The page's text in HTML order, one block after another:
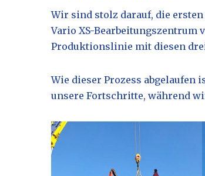
Wir sind stolz darauf, die
Vario XS-Bearbeitungszentrum
Produktionslinie mit diesen
Wie dieser Prozess abgelaufen
unsere Fortschritte, während